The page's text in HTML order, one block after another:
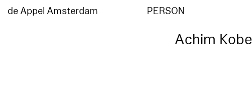
de Appel Amsterdam PERSON
Achim Kobe